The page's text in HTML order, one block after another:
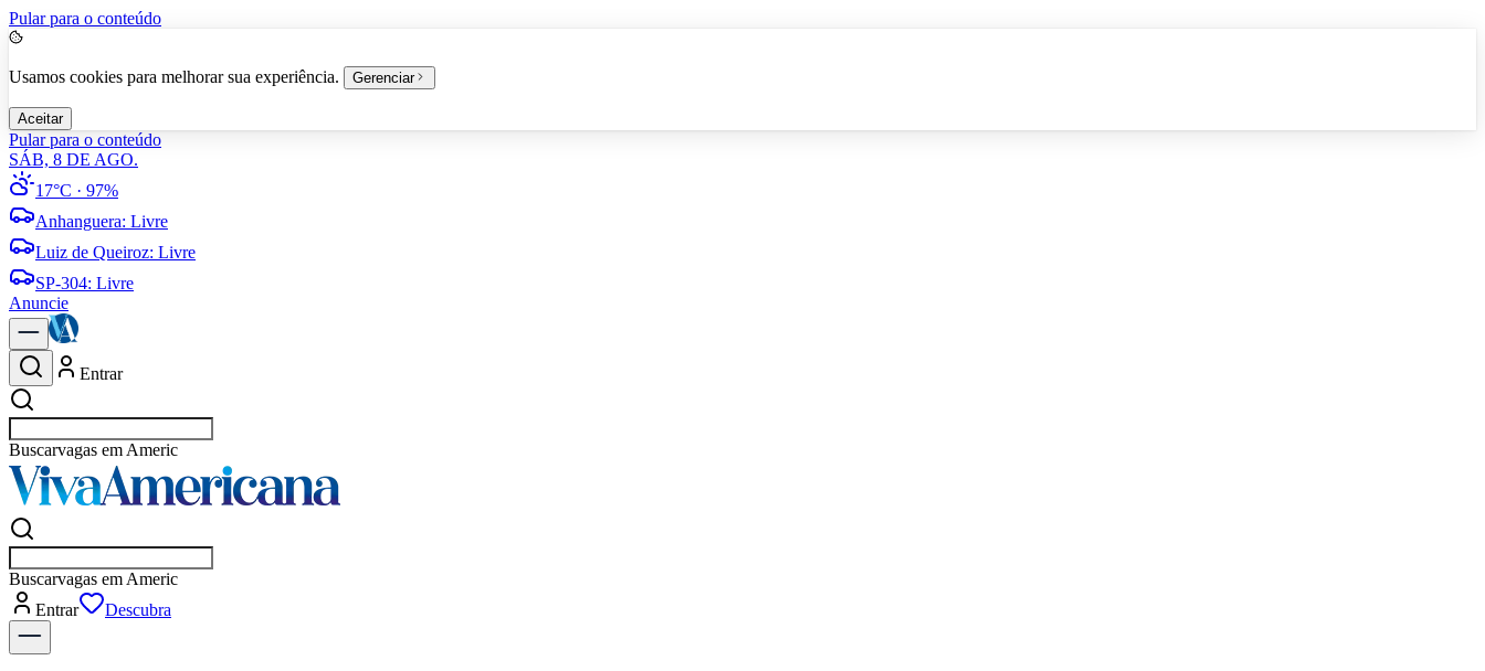
Pular para o conteúdo
Usamos cookies para melhorar sua experiência. Gerenciar
Aceitar
Pular para o conteúdo
SÁB, 8 DE AGO.
17°C · 97%
Anhanguera: Livre
Luiz de Queiroz: Livre
SP-304: Livre
Anuncie
Entrar
Buscarvagas em Americana
Buscarvagas em Americana
Entrar
Descubra